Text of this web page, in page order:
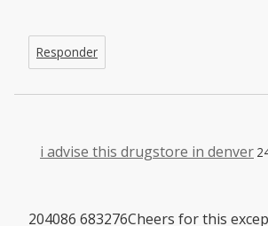
Responder
i advise this drugstore in denver
204086 683276Cheers for this